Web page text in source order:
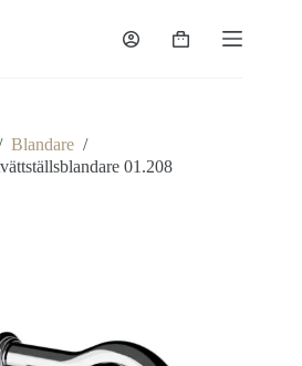
Varukorg
Blandare /
01.208